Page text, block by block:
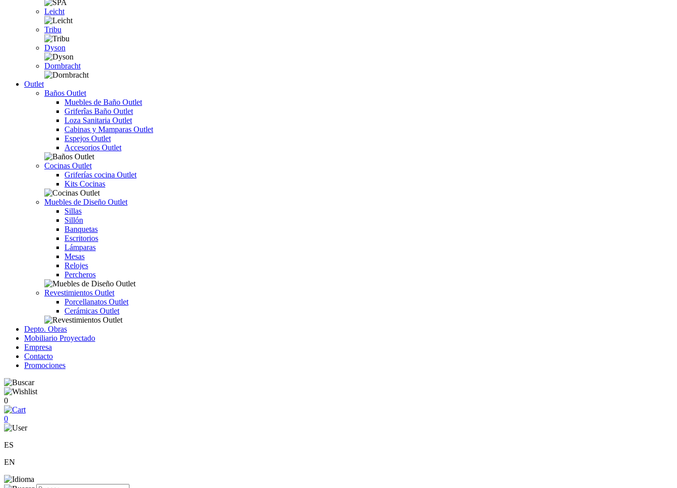
Leicht
Tribu
Dyson
Dornbracht
Outlet
Baños Outlet
Muebles de Baño Outlet
Griferîas Baño Outlet
Loza Sanitaria Outlet
Cabinas y Mamparas Outlet
Espejos Outlet
Accesorios Outlet
Cocinas Outlet
Griferías cocina Outlet
Kits Cocinas
Muebles de Diseño Outlet
Sillas
Sillón
Banquetas
Escritorios
Lámparas
Mesas
Relojes
Percheros
Revestimientos Outlet
Porcellanatos Outlet
Cerámicas Outlet
Depto. Obras
Mobiliario Proyectado
Empresa
Contacto
Promociones
0
0
ES
EN